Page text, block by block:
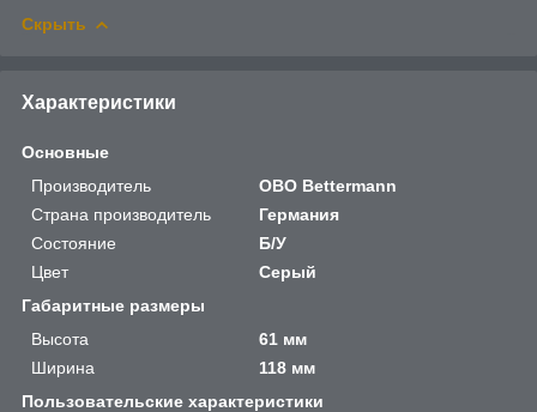
Скрыть
Характеристики
Основные
Производитель
OBO Bettermann
Страна производитель
Германия
Состояние
Б/У
Цвет
Серый
Габаритные размеры
Высота
61 мм
Ширина
118 мм
Пользовательские характеристики